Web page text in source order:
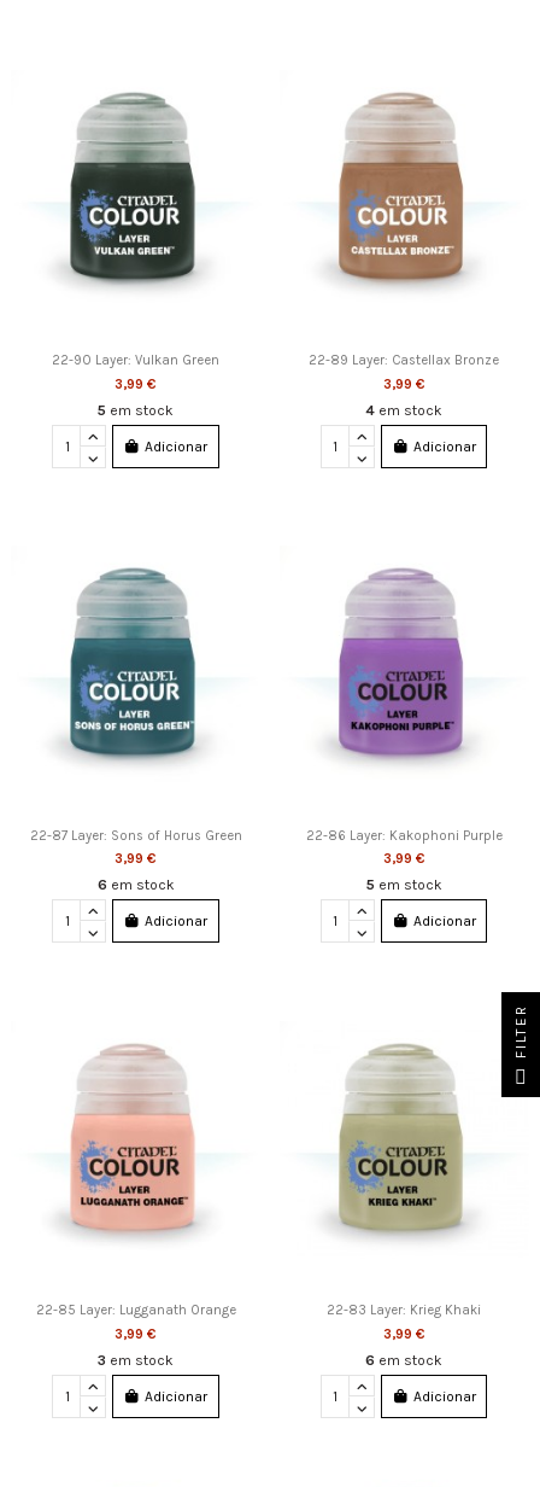
22-90 Layer: Vulkan Green
3,99 €
5 em stock
Adicionar
22-89 Layer: Castellax Bronze
3,99 €
4 em stock
Adicionar
22-87 Layer: Sons of Horus Green
3,99 €
6 em stock
Adicionar
22-86 Layer: Kakophoni Purple
3,99 €
5 em stock
Adicionar
22-85 Layer: Lugganath Orange
3,99 €
3 em stock
Adicionar
22-83 Layer: Krieg Khaki
3,99 €
6 em stock
Adicionar
FILTER